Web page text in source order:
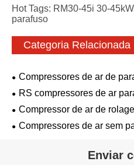
Hot Tags: RM30-45i 30-
parafuso
Categoria Relacionada
Compressores de ar de
RS compressores de ar
Compressor de ar de
Compressores de ar sem
Enviar